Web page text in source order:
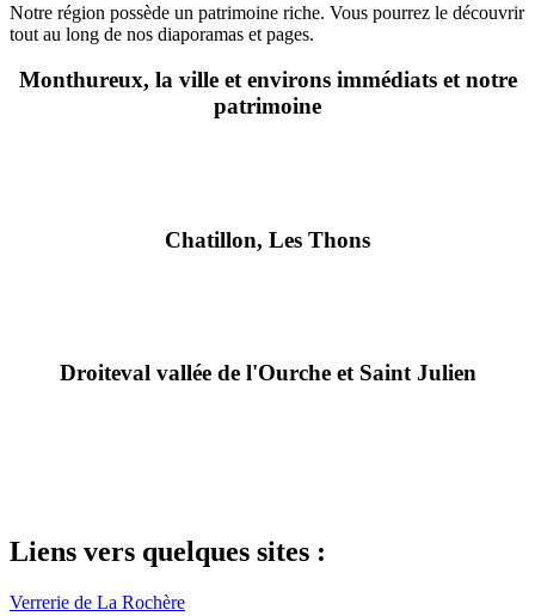
Notre région possède un patrimoine riche. Vous pourrez le découvrir
tout au long de nos diaporamas et pages.
Monthureux, la ville et environs immédiats et notre
patrimoine
Chatillon, Les Thons
Droiteval vallée de l'Ourche et Saint Julien
Liens vers quelques sites :
Verrerie de La Rochère